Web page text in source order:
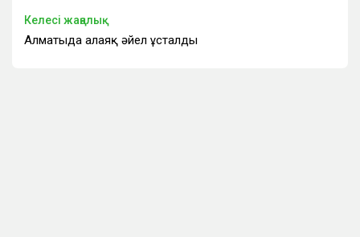
Келесі жаңалық
Алматыда алаяқ әйел ұсталды